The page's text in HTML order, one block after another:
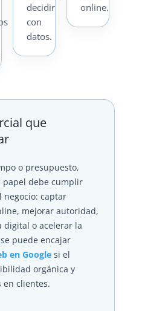
decidir
con
datos.
online.
que
o presupuesto,
debe cumplir
negocio: captar
mejorar autoridad,
digital o acelerar la
puede encajar
en Googlesi el
orgánica y
en clientes.